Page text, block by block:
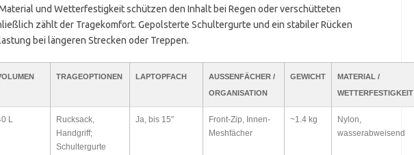
und Wetterfestigkeit schützen den Inhalt bei Regen oder verschütteten
zählt der Tragekomfort. Gepolsterte Schultergurte und ein stabiler Rücken
bei längeren Strecken oder Treppen.
TRAGEOPTIONEN LAPTOPFACH
AUSSENFÄCHER / O
RGANISATION
GEWICHT
MATERIAL /
WETTERFESTIGKEIT
L
Rucksack,
Handgriff;
Schultergurte
Ja, bis 15″
Front-Zip, Innen-
Meshfächer
~1.4 kg
Nylon,
wasserabweisend